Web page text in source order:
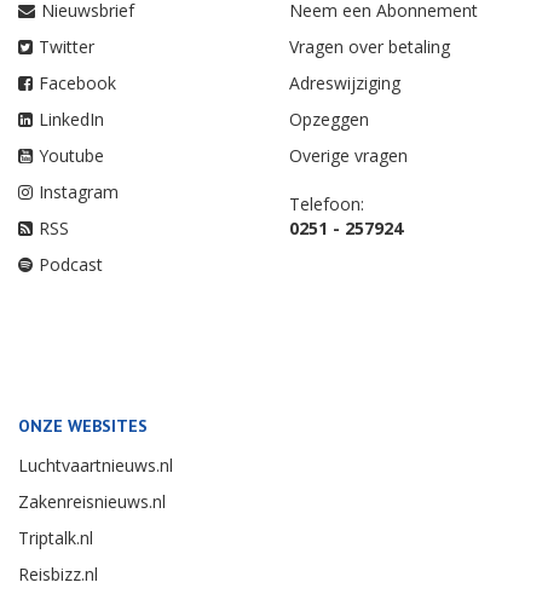
Nieuwsbrief
Twitter
Facebook
LinkedIn
Youtube
Instagram
RSS
Podcast
Neem een Abonnement
Vragen over betaling
Adreswijziging
Opzeggen
Overige vragen
Telefoon:
0251 - 257924
ONZE WEBSITES
Luchtvaartnieuws.nl
Zakenreisnieuws.nl
Triptalk.nl
Reisbizz.nl